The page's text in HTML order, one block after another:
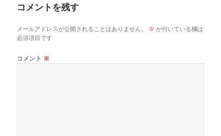
コメントを残す
メールアドレスが公開されることはありません。 ※ が付いている欄は
必須項目です
コメント ※